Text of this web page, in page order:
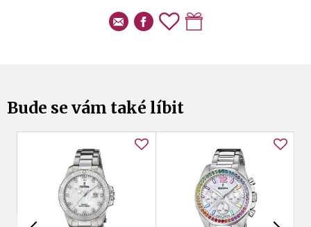
Bude se vám také líbit